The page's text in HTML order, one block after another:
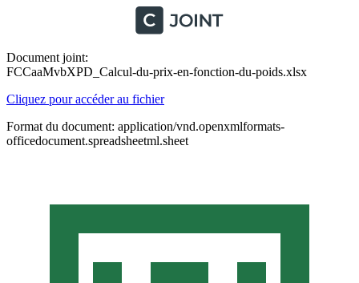
Document joint:
FCCaaMvbXPD_Calcul-du-prix-en-fonction-du-poids.xlsx
Cliquez pour accéder au fichier
Format du document: application/vnd.openxmlformats-
officedocument.spreadsheetml.sheet